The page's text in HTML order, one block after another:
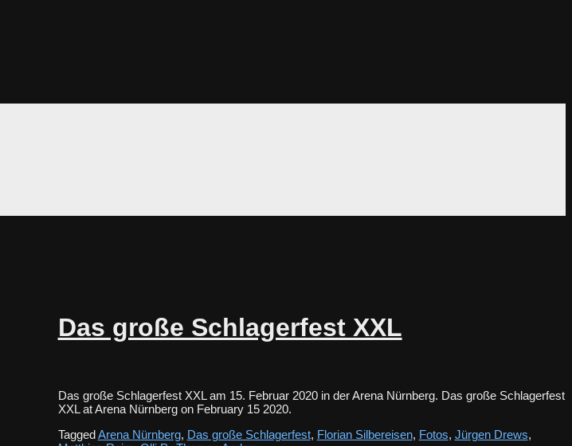
Das große Schlagerfest XXL
Das große Schlagerfest XXL am 15. Februar 2020 in der Arena Nürnberg. Das große Schlagerfest
XXL at Arena Nürnberg on February 15 2020.
TaggedArena Nürnberg, Das große Schlagerfest, Florian Silbereisen, Fotos, Jürgen Drews,